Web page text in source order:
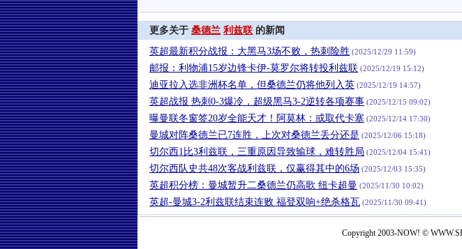
更多关于 桑德兰 利兹联 的新闻
英超最新积分战报：大黑马3场不败，热刺险胜 (2025/12/29 11:59)
邮报：利物浦15岁边锋卡伊-莫罗尔将转投利兹联 (2025/12/19 15:12)
迪亚拉入选非洲杯名单，但桑德兰仍将他列入英 (2025/12/19 14:57)
英超战报 热刺0-3爆冷，超级黑马3-2逆转各项赛事 (2025/12/15 09:02)
曝曼联冬窗签20岁全能天才！阿莫林：或取代卡塞 (2025/12/14 17:30)
曼城对阵桑德兰已7连胜，上次对桑德兰丢分还是 (2025/12/06 15:18)
切尔西1比3利兹联，三重原因导致输球，难转胜局 (2025/12/04 15:41)
切尔西队史共48次客战利兹联，仅赢得其中的6场 (2025/12/03 15:35)
英超积分榜：曼城暂升二桑德兰仍高歌 纽卡超曼 (2025/11/30 10:02)
英超-曼城3-2利兹联结束连败 福登双响+绝杀格瓦 (2025/11/30 09:41)
Copyright 2003-NOW! ©